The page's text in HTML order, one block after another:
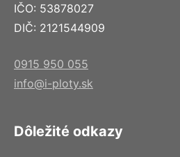
IČO: 53878027
DIČ: 2121544909
0915 950 055
info@i-ploty.sk
Dôležité odkazy